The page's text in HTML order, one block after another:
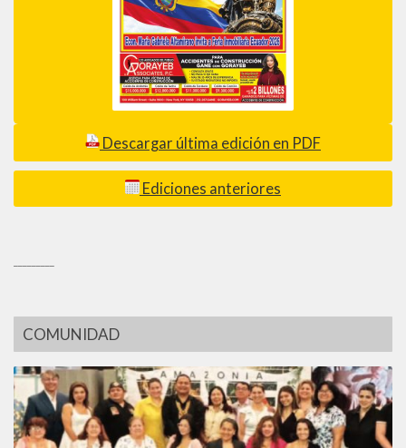
Descargar última edición en PDF
Ediciones anteriores
COMUNIDAD